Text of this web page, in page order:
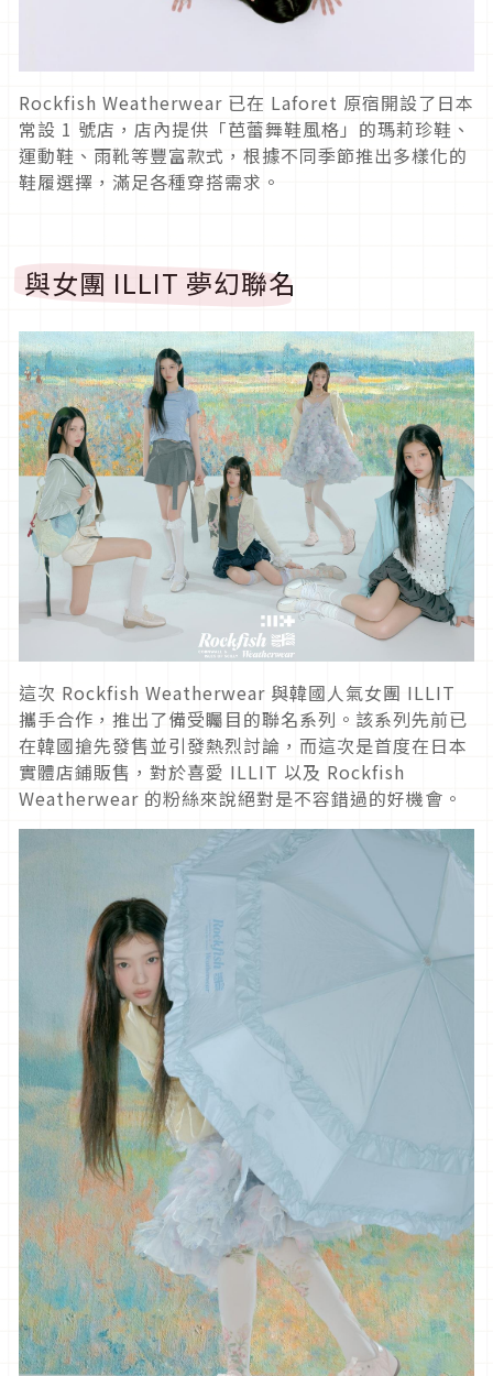
Rockfish Weatherwear 已在 Laforet 原宿開設了日本
常設 1 號店，店內提供「芭蕾舞鞋風格」的瑪莉珍鞋、
運動鞋、雨靴等豐富款式，根據不同季節推出多樣化的
鞋履選擇，滿足各種穿搭需求。
與女團 ILLIT 夢幻聯名
這次 Rockfish Weatherwear 與韓國人氣女團 ILLIT
攜手合作，推出了備受矚目的聯名系列。該系列先前已
在韓國搶先發售並引發熱烈討論，而這次是首度在日本
實體店鋪販售，對於喜愛 ILLIT 以及 Rockfish
Weatherwear 的粉絲來說絕對是不容錯過的好機會。